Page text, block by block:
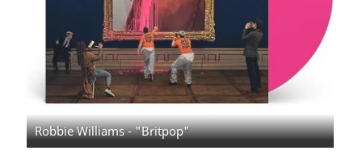
Robbie Williams - "Britpop"